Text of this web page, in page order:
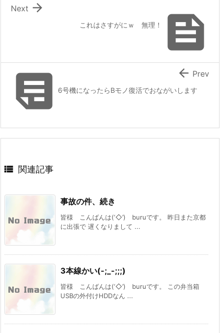

これはさすがにｗ 無理！

Next
6号機になったらBモノ復活でおながいします
 Prev
 関連記事
事故の件、続き
皆様 こんばんは(‘◇’)ゞburuです。 昨日また京都
に出張で 遅くなりまして ...
3本線かい(-;_-;;;)
皆様 こんばんは(‘◇’)ゞburuです。 この弁当箱
USBの外付けHDDなん ...